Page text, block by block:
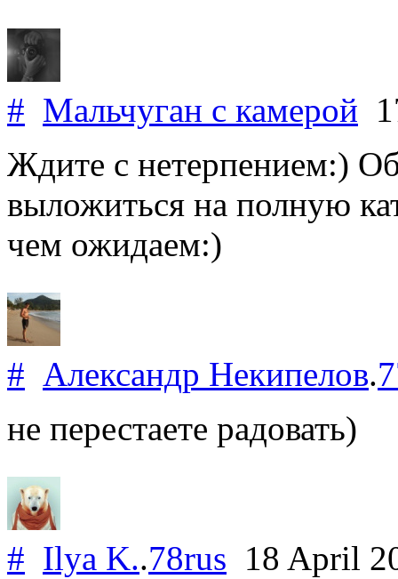
# Мальчуган с камерой
Ждите с нетерпением:)
выложиться на полную
чем ожидаем:)
# Александр Некипелов.
не перестаете радовать)
# Ilya K..78rus 18 April